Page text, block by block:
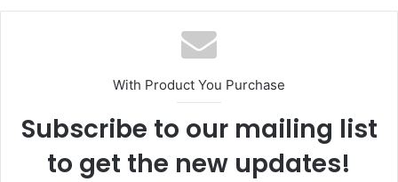
b
s
i
e
With Product You Purchase
Subscribe to our mailing list
to get the new updates!